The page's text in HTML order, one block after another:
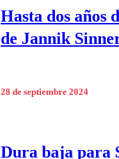
Hasta dos años
de Jannik
28 de septiembre 2024
Dura baja para